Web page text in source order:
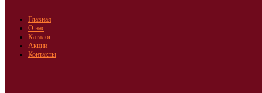
Главная
О нас
Каталог
Акции
Контакты